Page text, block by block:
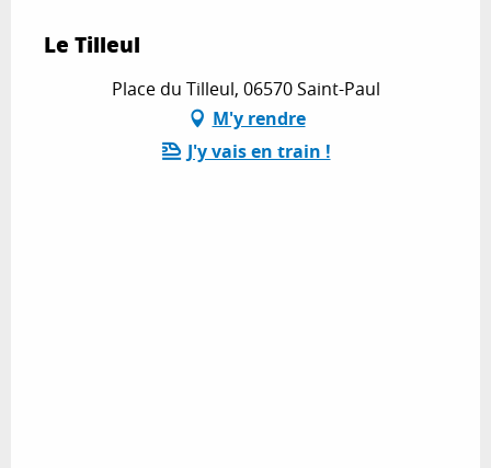
Le Tilleul
Place du Tilleul, 06570 Saint-Paul
M'y rendre
J'y vais en train !